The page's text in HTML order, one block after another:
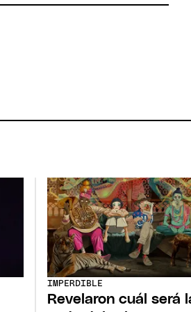
IMPERDIBLE
Revelaron cuál será